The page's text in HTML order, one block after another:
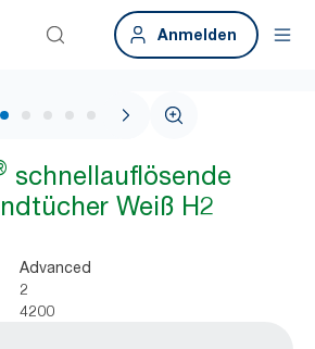
Anmelden
1 / 7
schnellauflösende
Weiß H2
Advanced
2
4200